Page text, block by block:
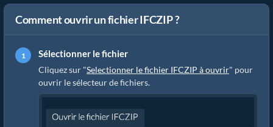
Comment ouvrir un fichier IFCZIP ?
Sélectionner le fichier
Cliquez sur "Selectionner le fichier IFCZIP à ouvrir" pour
ouvrir le sélecteur de fichiers.